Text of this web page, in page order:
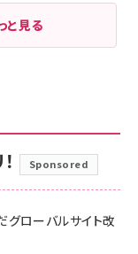
と見る
Sponsored
ローバルサイト改